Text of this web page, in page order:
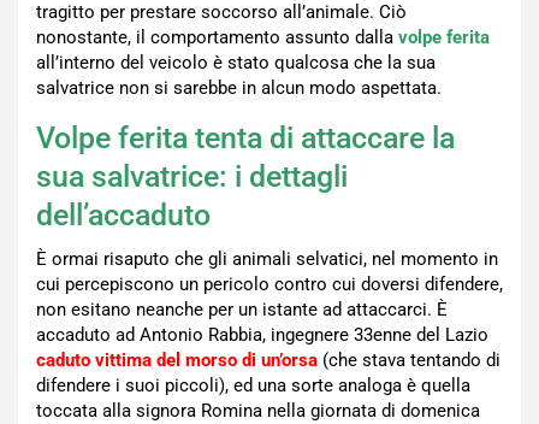
tragitto per prestare soccorso all’animale. Ciò
nonostante, il comportamento assunto dalla volpe ferita
all’interno del veicolo è stato qualcosa che la sua
salvatrice non si sarebbe in alcun modo aspettata.
Volpe ferita tenta di attaccare la
sua salvatrice: i dettagli
dell’accaduto
È ormai risaputo che gli animali selvatici, nel momento in
cui percepiscono un pericolo contro cui doversi difendere,
non esitano neanche per un istante ad attaccarci. È
accaduto ad Antonio Rabbia, ingegnere 33enne del Lazio
caduto vittima del morso di un’orsa (che stava tentando di
difendere i suoi piccoli), ed una sorte analoga è quella
toccata alla signora Romina nella giornata di domenica